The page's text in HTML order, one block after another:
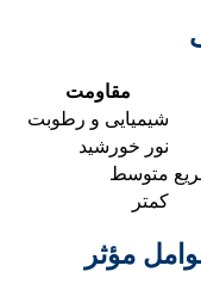
مقاومت
شیمیایی و رطوبت
نور خورشید
متوسط
کمتر
مؤثر